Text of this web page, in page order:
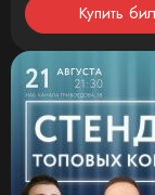
Купить